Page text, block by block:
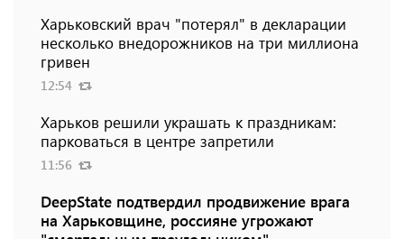
Харьковский врач "потерял" в декларации
несколько внедорожников на три миллиона
гривен
12:54
Харьков решили украшать к праздникам:
парковаться в центре запретили
11:56
DeepState подтвердил продвижение врага
на Харьковщине, россияне угрожают